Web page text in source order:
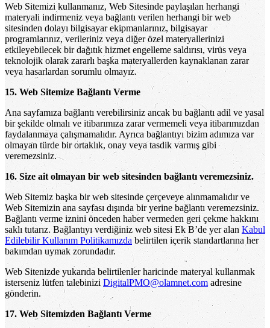
Web Sitemizi kullanmanız, Web Sitesinde paylaşılan herhangi
materyali indirmeniz veya bağlantı verilen herhangi bir web
sitesinden dolayı bilgisayar ekipmanlarınız, bilgisayar
programlarınız, verileriniz veya diğer özel materyallerinizi
etkileyebilecek bir dağıtık hizmet engelleme saldırısı, virüs veya
teknolojik olarak zararlı başka materyallerden kaynaklanan zarar
veya hasarlardan sorumlu olmayız.
15. Web Sitemize Bağlantı Verme
Ana sayfamıza bağlantı verebilirsiniz ancak bu bağlantı adil ve yasal
bir şekilde olmalı ve itibarımıza zarar vermemeli veya itibarımızdan
faydalanmaya çalışmamalıdır. Ayrıca bağlantıyı bizim adımıza var
olmayan türde bir ortaklık, onay veya tasdik varmış gibi
veremezsiniz.
16. Size ait olmayan bir web sitesinden bağlantı veremezsiniz.
Web Sitemiz başka bir web sitesinde çerçeveye alınmamalıdır ve
Web Sitemizin ana sayfası dışında bir yerine bağlantı veremezsiniz.
Bağlantı verme iznini önceden haber vermeden geri çekme hakkını
saklı tutarız. Bağlantıyı verdiğiniz web sitesi Ek B’de yer alan Kabul
Edilebilir Kullanım Politikamızda belirtilen içerik standartlarına her
bakımdan uymak zorundadır.
Web Sitenizde yukarıda belirtilenler haricinde materyal kullanmak
isterseniz lütfen talebinizi DigitalPMO@olamnet.com adresine
gönderin.
17. Web Sitemizden Bağlantı Verme